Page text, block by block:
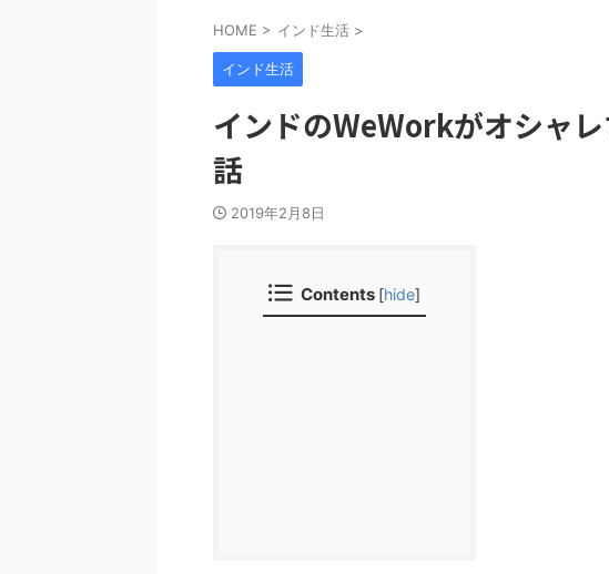
HOME > インド生活 >
インド生活
インドのWeWorkがオシャ
話
2019年2月8日
Contents [hide]